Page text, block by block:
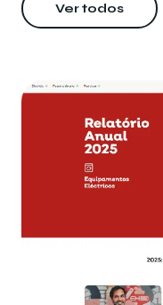
Ver todos